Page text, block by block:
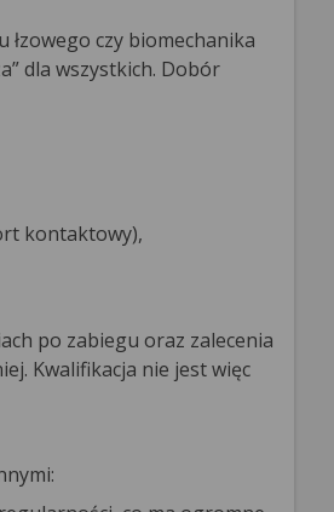
czy biomechanika
dla wszystkich. Dobór
kontaktowy),
po zabiegu oraz zalecenia
Kwalifikacja nie jest więc